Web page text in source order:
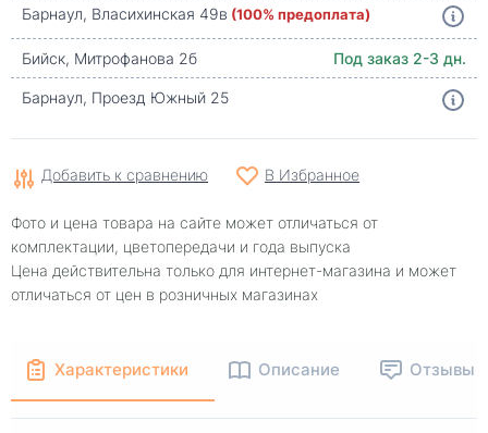
Барнаул, Власихинская 49в (100% предоплата)
Бийск, Митрофанова 2б
Под заказ 2-3 дн.
Барнаул, Проезд Южный 25
Добавить к сравнению В Избранное
Фото и цена товара на сайте может отличаться от
комплектации, цветопередачи и года выпуска
Цена действительна только для интернет-магазина и может
отличаться от цен в розничных магазинах
Характеристики Описание Отзывы